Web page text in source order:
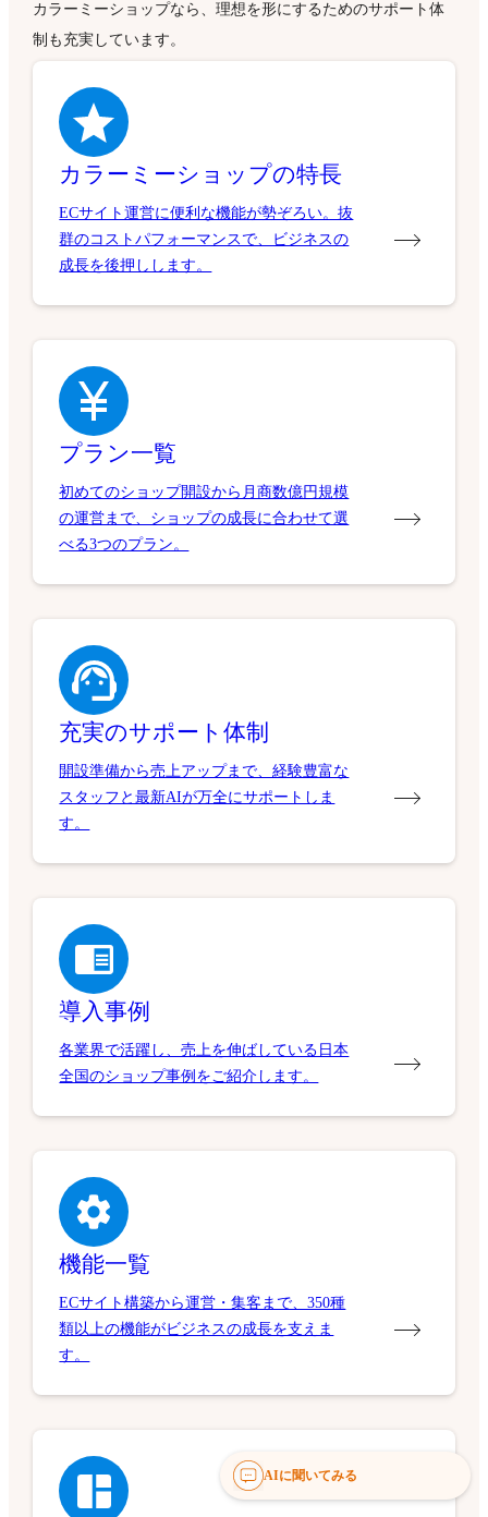
カラーミーショップなら、理想を形にするためのサポート体
制も充実しています。
カラーミーショップの特長
ECサイト運営に便利な機能が勢ぞろい。抜
群のコストパフォーマンスで、ビジネスの
成長を後押しします。
プラン一覧
初めてのショップ開設から月商数億円規模
の運営まで、ショップの成長に合わせて選
べる3つのプラン。
充実のサポート体制
開設準備から売上アップまで、経験豊富な
スタッフと最新AIが万全にサポートしま
す。
導入事例
各業界で活躍し、売上を伸ばしている日本
全国のショップ事例をご紹介します。
機能一覧
ECサイト構築から運営・集客まで、350種
類以上の機能がビジネスの成長を支えま
す。
AIに聞いてみる